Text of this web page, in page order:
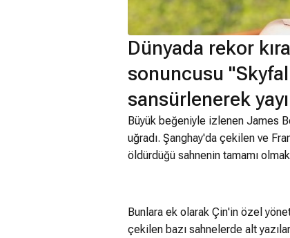
Dünyada rekor
sonuncusu
sansürlenerek
Büyük beğeniyle izlenen James
uğradı. Şanghay'da çekilen ve
öldürdüğü sahnenin tamamı
Bunlara ek olarak Çin'in özel
çekilen bazı sahnelerde alt